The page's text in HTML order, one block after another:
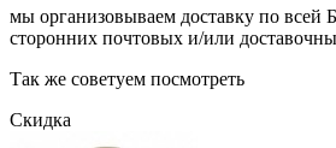
мы организовываем доставку по всей
сторонних почтовых и/или
Так же советуем посмотреть
Скидка